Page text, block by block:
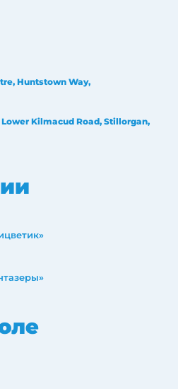
Huntstown Way,
Kilmacud Road, Stillorgan,